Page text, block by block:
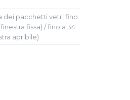
dei pacchetti vetri fino
fissa) / fino a 34
apribile)